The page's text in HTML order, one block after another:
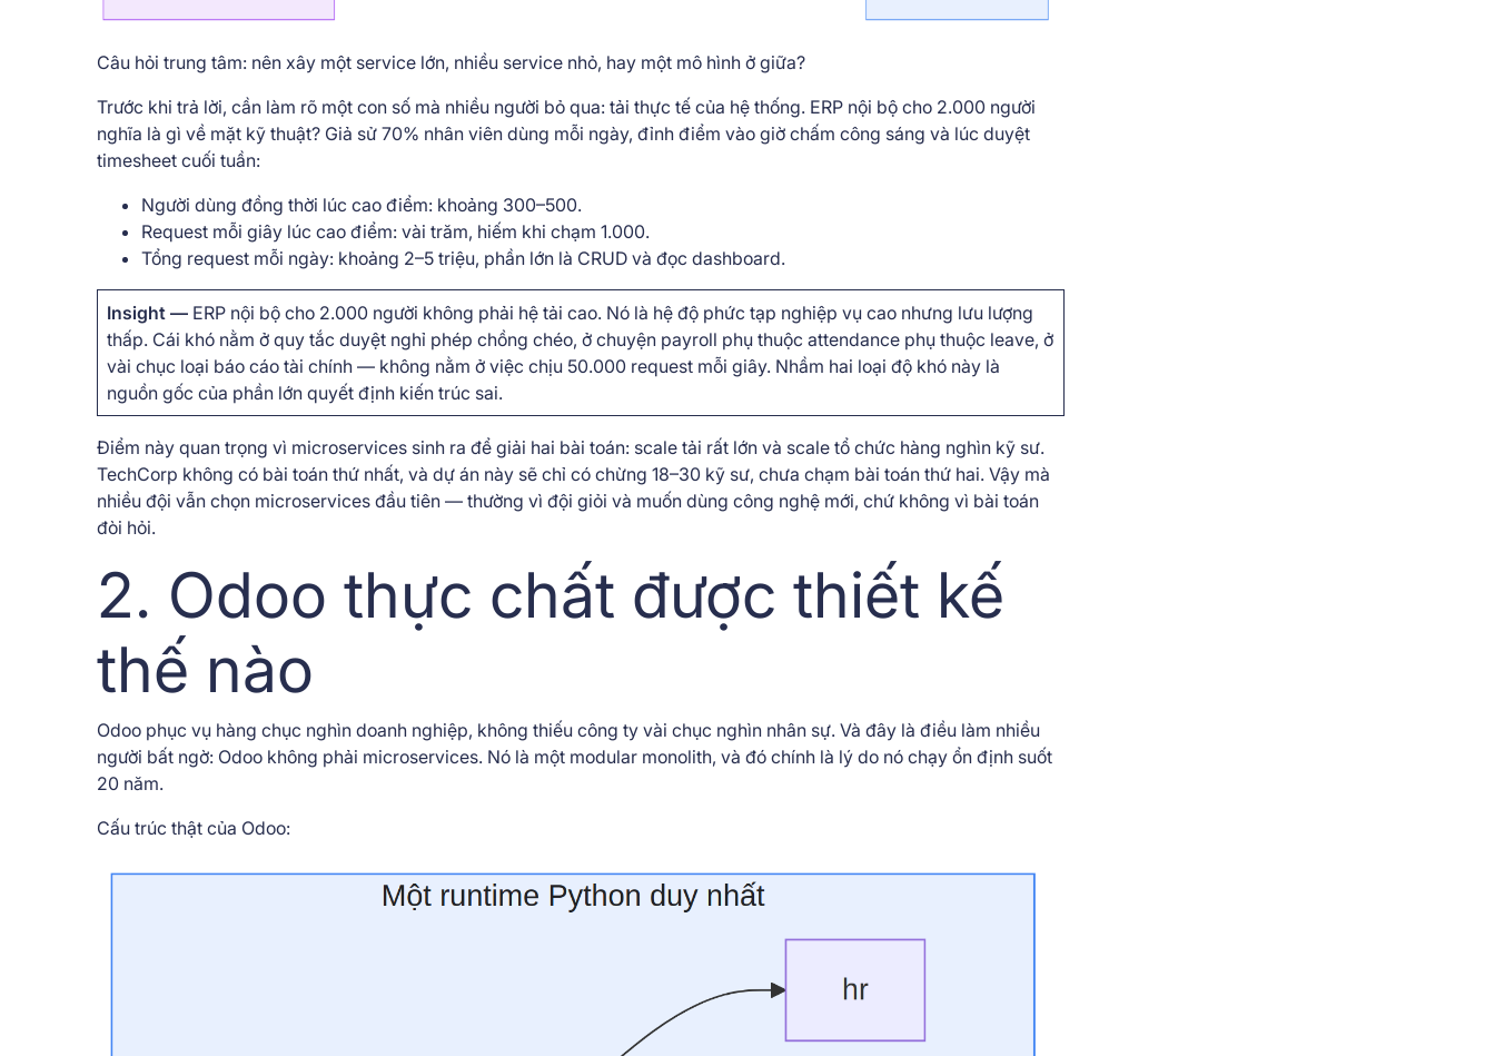
Câu hỏi trung tâm: nên xây một service lớn, nhiều service nhỏ, hay một mô hình ở giữa?
Trước khi trả lời, cần làm rõ một con số mà nhiều người bỏ qua: tải thực tế của hệ thống. ERP nội bộ cho 2.000 người
nghĩa là gì về mặt kỹ thuật? Giả sử 70% nhân viên dùng mỗi ngày, đỉnh điểm vào giờ chấm công sáng và lúc duyệt
timesheet cuối tuần:
Người dùng đồng thời lúc cao điểm: khoảng 300–500.
Request mỗi giây lúc cao điểm: vài trăm, hiếm khi chạm 1.000.
Tổng request mỗi ngày: khoảng 2–5 triệu, phần lớn là CRUD và đọc dashboard.
Insight — ERP nội bộ cho 2.000 người không phải hệ tải cao. Nó là hệ độ phức tạp nghiệp vụ cao nhưng lưu lượng
thấp. Cái khó nằm ở quy tắc duyệt nghỉ phép chồng chéo, ở chuyện payroll phụ thuộc attendance phụ thuộc leave, ở
vài chục loại báo cáo tài chính — không nằm ở việc chịu 50.000 request mỗi giây. Nhầm hai loại độ khó này là
nguồn gốc của phần lớn quyết định kiến trúc sai.
Điểm này quan trọng vì microservices sinh ra để giải hai bài toán: scale tải rất lớn và scale tổ chức hàng nghìn kỹ sư.
TechCorp không có bài toán thứ nhất, và dự án này sẽ chỉ có chừng 18–30 kỹ sư, chưa chạm bài toán thứ hai. Vậy mà
nhiều đội vẫn chọn microservices đầu tiên — thường vì đội giỏi và muốn dùng công nghệ mới, chứ không vì bài toán
đòi hỏi.
2. Odoo thực chất được thiết kế
thế nào
Odoo phục vụ hàng chục nghìn doanh nghiệp, không thiếu công ty vài chục nghìn nhân sự. Và đây là điều làm nhiều
người bất ngờ: Odoo không phải microservices. Nó là một modular monolith, và đó chính là lý do nó chạy ổn định suốt
20 năm.
Cấu trúc thật của Odoo: